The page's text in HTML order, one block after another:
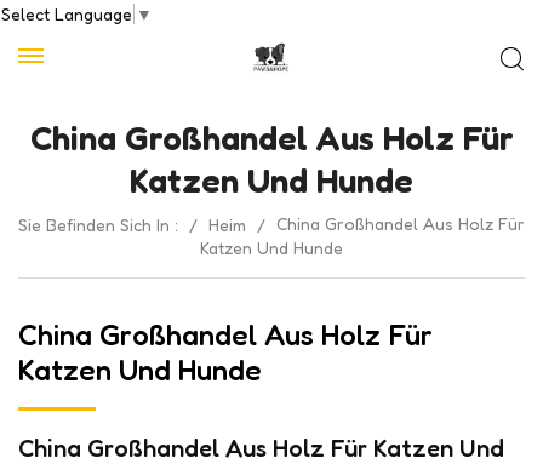
Select Language ▼
China Großhandel Aus Holz Für
Katzen Und Hunde
Sie Befinden Sich In : / Heim / China Großhandel Aus Holz Für
Katzen Und Hunde
China Großhandel Aus Holz Für
Katzen Und Hunde
China Großhandel Aus Holz Für Katzen Und